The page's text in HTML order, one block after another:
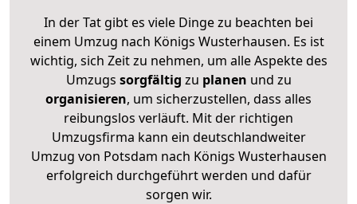
In der Tat gibt es viele Dinge zu beachten bei
einem Umzug nach Königs Wusterhausen. Es ist
wichtig, sich Zeit zu nehmen, um alle Aspekte des
Umzugs sorgfältig zu planen und zu
organisieren, um sicherzustellen, dass alles
reibungslos verläuft. Mit der richtigen
Umzugsfirma kann ein deutschlandweiter
Umzug von Potsdam nach Königs Wusterhausen
erfolgreich durchgeführt werden und dafür
sorgen wir.